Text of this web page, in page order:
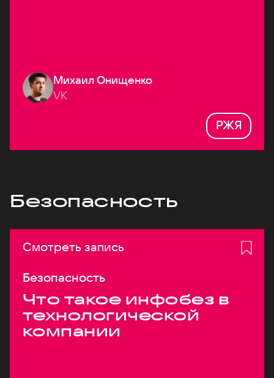
Михаил Онищенко
VK
РЖЯ
Безопасность
Смотреть запись
Безопасность
Что такое инфобез в
технологической
компании